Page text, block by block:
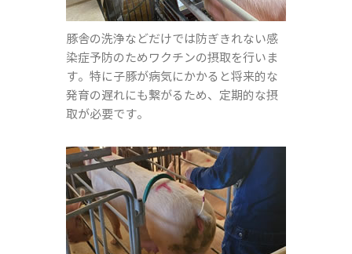
豚舎の洗浄などだけでは防ぎきれない感
染症予防のためワクチンの摂取を行いま
す。特に子豚が病気にかかると将来的な
発育の遅れにも繋がるため、定期的な摂
取が必要です。